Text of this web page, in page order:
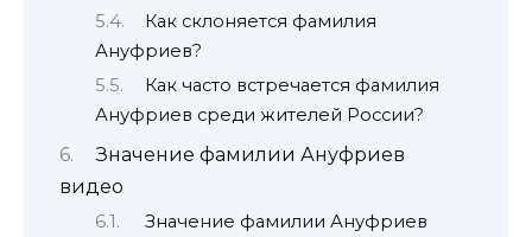
Как склоняется фамилия
Ануфриев?
Как часто встречается фамилия
Ануфриев среди жителей России?
Значение фамилии Ануфриев
видео
Значение фамилии Ануфриев